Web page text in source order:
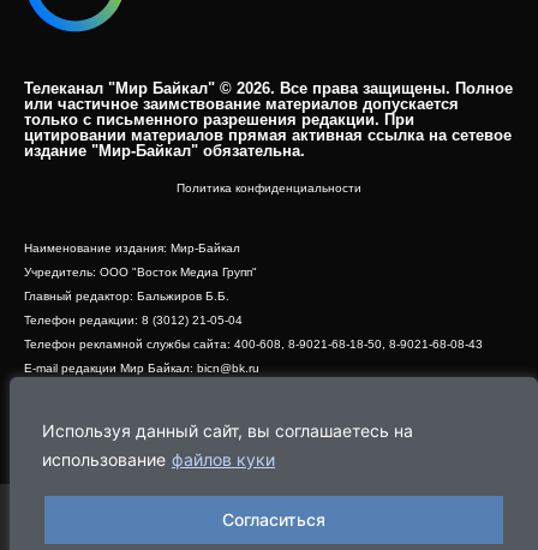
Используя данный сайт, вы соглашаетесь на
использование файлов куки
Согласиться
Телеканал "Мир Байкал" © 2026. Все права защищены. Полное
или частичное заимствование материалов допускается
только с письменного разрешения редакции. При
цитировании материалов прямая активная ссылка на сетевое
издание "Мир-Байкал" обязательна.​
Политика конфиденциальности
Наименование издания: Мир-Байкал
Учредитель: ООО "Восток Медиа Групп"
Главный редактор: Бальжиров Б.Б.
Телефон редакции: 8 (3012) 21-05-04
Телефон рекламной службы сайта: 400-608, 8-9021-68-18-50, 8-9021-68-08-43
E-mail редакции Мир Байкал: bicn@bk.ru
Адрес редакции: 670000, г. Улан-Удэ, ул. Профсоюзная, дом 44, офис 1